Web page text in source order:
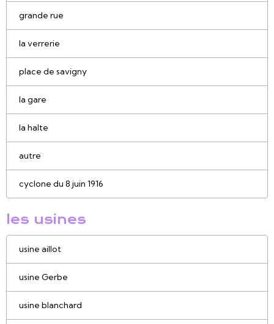
grande rue
la verrerie
place de savigny
la gare
la halte
autre
cyclone du 8 juin 1916
les usines
usine aillot
usine Gerbe
usine blanchard